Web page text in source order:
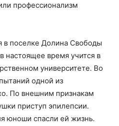
профессионализм
в поселке Долина Свободы
настоящее время учится в
университете. Во
одной из
По внешним признакам
приступ эпилепсии.
юноши спасли ей жизнь.